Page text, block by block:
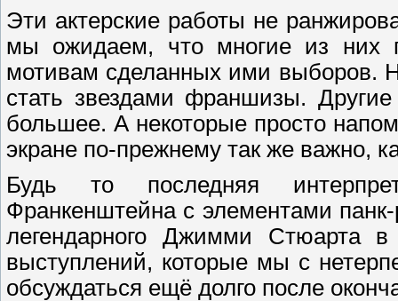
Эти актерские работы не
мы ожидаем, что многие из них
мотивам сделанных ими выборов.
стать звездами франшизы.
большее. А некоторые просто
экране по-прежнему так же важно,
Будь то последняя
Франкенштейна с элементами
легендарного Джимми Стюарта
выступлений, которые мы с
обсуждаться ещё долго после